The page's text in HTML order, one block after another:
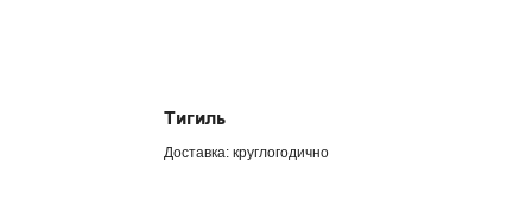
Тигиль
Доставка: круглогодично